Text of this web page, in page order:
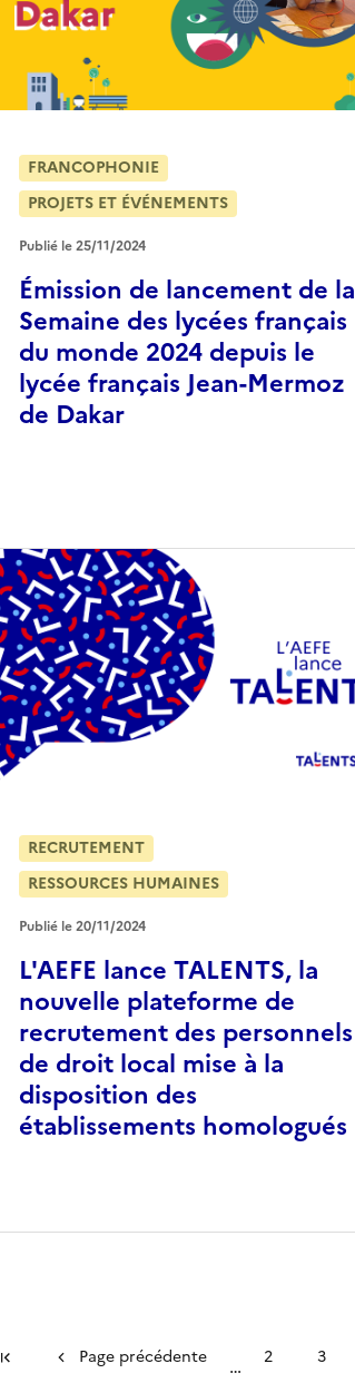
Émission de lancement de la
Semaine des lycées français
du monde 2024 depuis le
lycée français Jean-Mermoz
de Dakar
FRANCOPHONIE
PROJETS ET ÉVÉNEMENTS
Publié le 25/11/2024
L'AEFE lance TALENTS, la
nouvelle plateforme de
recrutement des personnels
de droit local mise à la
disposition des
établissements homologués
RECRUTEMENT
RESSOURCES HUMAINES
Publié le 20/11/2024
Première pagePage précédente
Page précédente … Page
2
Page
3